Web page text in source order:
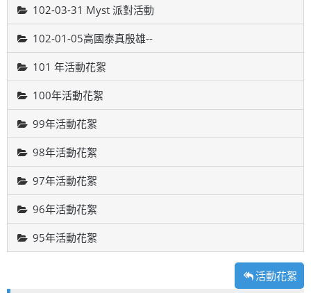
102-03-31 Myst 派對活動
102-01-05高國泰真殷雄--
101 年活動花絮
100年活動花絮
99年活動花絮
98年活動花絮
97年活動花絮
96年活動花絮
95年活動花絮
活動花絮